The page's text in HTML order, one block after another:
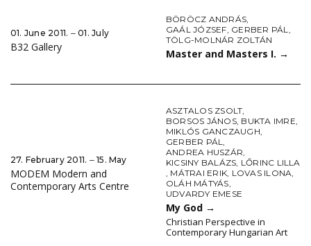
01. June 2011. ‒ 01. July
B32 Gallery
BÖRÖCZ ANDRÁS,
GAÁL JÓZSEF, GERBER PÁL,
TÖLG-MOLNÁR ZOLTÁN
Master and Masters I. →
27. February 2011. ‒ 15. May
MODEM Modern and
Contemporary Arts Centre
ASZTALOS ZSOLT,
BORSOS JÁNOS, BUKTA IMRE,
MIKLÓS GANCZAUGH,
GERBER PÁL,
ANDREA HUSZÁR,
KICSINY BALÁZS, LŐRINC LILLA
, MÁTRAI ERIK, LOVAS ILONA,
OLÁH MÁTYÁS,
UDVARDY EMESE
My God →
Christian Perspective in
Contemporary Hungarian Art